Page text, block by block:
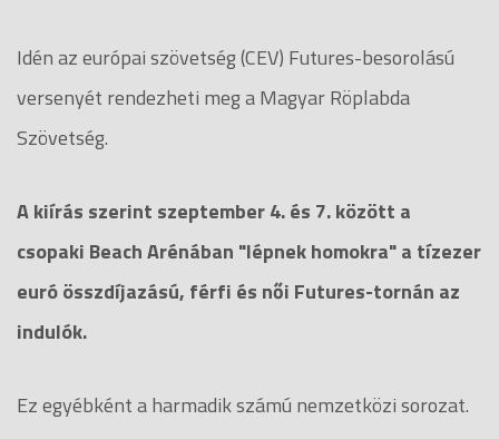
Idén az európai szövetség (CEV) Futures-besorolású
versenyét rendezheti meg a Magyar Röplabda
Szövetség.
A kiírás szerint szeptember 4. és 7. között a
csopaki Beach Arénában "lépnek homokra" a tízezer
euró összdíjazású, férfi és női Futures-tornán az
indulók.
Ez egyébként a harmadik számú nemzetközi sorozat.